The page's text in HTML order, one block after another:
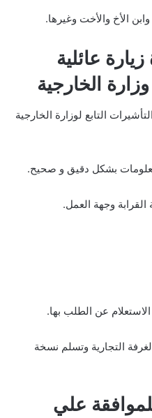
الأخ والأخت وغيرها.
عائلية
الخارجية
التابع لوزارة الخارجية
المعلومات بشكل دقيق و صحيح.
القرابة وجهة العمل.
عن الطلب بها.
التجارية وتسلم نسخة
علي